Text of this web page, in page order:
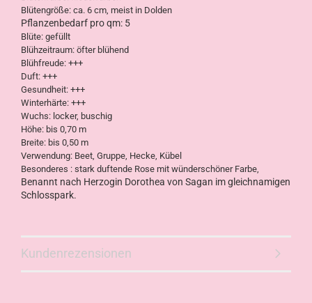
Blütengröße: ca. 6 cm, meist in Dolden
Pflanzenbedarf pro qm: 5
Blüte: gefüllt
Blühzeitraum: öfter blühend
Blühfreude: +++
Duft: +++
Gesundheit: +++
Winterhärte: +++
Wuchs: locker, buschig
Höhe: bis 0,70 m
Breite: bis 0,50 m
Verwendung: Beet, Gruppe, Hecke, Kübel
Besonderes : stark duftende Rose mit wünderschöner Farbe,
Benannt nach Herzogin Dorothea von Sagan im gleich­namigen
Schloss­park.
Kundenrezensionen